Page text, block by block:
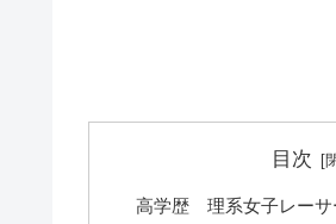
目次
高学歴 理系女子レーサ